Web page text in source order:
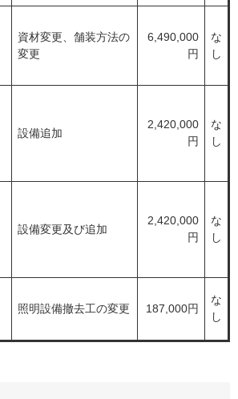
資材変更、舗装方法の
変更
6,490,000
円
な
し
設備追加
2,420,000
円
な
し
設備変更及び追加
2,420,000
円
な
し
照明設備撤去工の変更 187,000円
な
し